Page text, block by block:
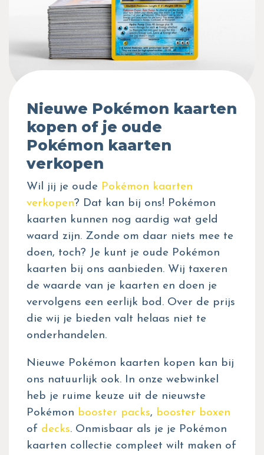
Nieuwe Pokémon kaarten
kopen of je oude
Pokémon kaarten
verkopen
Wil jij je oude Pokémon kaarten
verkopen? Dat kan bij ons! Pokémon
kaarten kunnen nog aardig wat geld
waard zijn. Zonde om daar niets mee te
doen, toch? Je kunt je oude Pokémon
kaarten bij ons aanbieden. Wij taxeren
de waarde van je kaarten en doen je
vervolgens een eerlijk bod. Over de prijs
die wij je bieden valt helaas niet te
onderhandelen.
Nieuwe Pokémon kaarten kopen kan bij
ons natuurlijk ook. In onze webwinkel
heb je ruime keuze uit de nieuwste
Pokémon booster packs, booster boxen
of decks. Onmisbaar als je je Pokémon
kaarten collectie compleet wilt maken of